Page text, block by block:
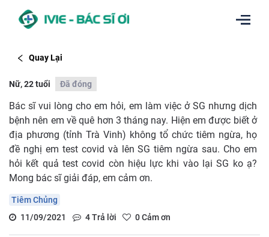
Quay Lại
Nữ, 22 tuổi Đã đóng
Bác sĩ vui lòng cho em hỏi, em làm việc ở SG nhưng dịch
bệnh nên em về quê hơn 3 tháng nay. Hiện em được biết ở
địa phương (tỉnh Trà Vinh) không tổ chức tiêm ngừa, họ
đề nghị em test covid và lên SG tiêm ngừa sau. Cho em
hỏi kết quả test covid còn hiệu lực khi vào lại SG ko ạ?
Mong bác sĩ giải đáp, em cảm ơn.
Tiêm Chủng
11/09/2021
4Trả lời 0Cảm ơn